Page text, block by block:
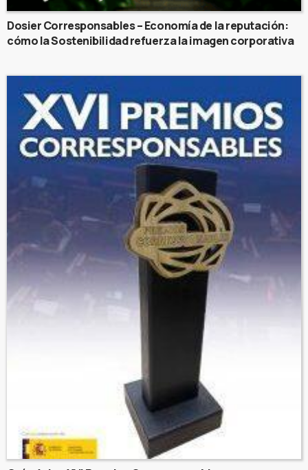
Dosier Corresponsables – Economía de la reputación:
cómo la Sostenibilidad refuerza la imagen corporativa